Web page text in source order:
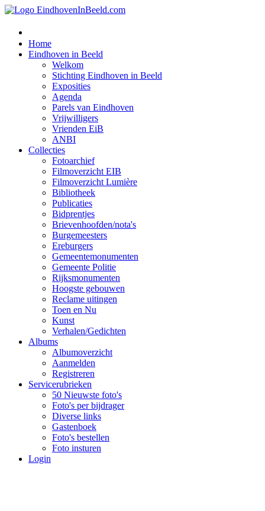
Home
Eindhoven in Beeld
Welkom
Stichting Eindhoven in Beeld
Exposities
Agenda
Parels van Eindhoven
Vrijwilligers
Vrienden EiB
ANBI
Collecties
Fotoarchief
Filmoverzicht EIB
Filmoverzicht Lumière
Bibliotheek
Publicaties
Bidprentjes
Brievenhoofden/nota's
Burgemeesters
Ereburgers
Gemeentemonumenten
Gemeente Politie
Rijksmonumenten
Hoogste gebouwen
Reclame uitingen
Toen en Nu
Kunst
Verhalen/Gedichten
Albums
Albumoverzicht
Aanmelden
Registreren
Servicerubrieken
50 Nieuwste foto's
Foto's per bijdrager
Diverse links
Gastenboek
Foto's bestellen
Foto insturen
Login